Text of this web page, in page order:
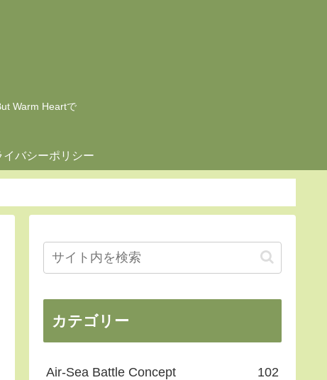
Warm Heartで
イバシーポリシー
カテゴリー
Air-Sea Battle Concept 102